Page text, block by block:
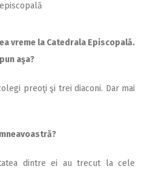
vreme la Catedrala Episcopală.
aşa?
preoţi şi trei diaconi. Dar mai
dintre ei au trecut la cele